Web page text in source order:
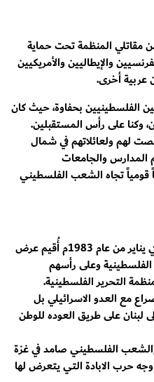
عرفات وبصحبته نحو 14,000 من مقاتلي المنظمة تحت حماية
والإيطاليين والأمريكيين
عربية أخرى.
الفلسطينيين بحفاوة، حيث كان
وكنا على رأس المستقبلين.
لهم ولعائلاتهم في شمال
والجامعات
قومياً تجاه الشعب الفلسطيني
وفي مناسبة عيد الثورة الفلسطينية في يناير من عام 1983م أُقيم عرض
وعلى رأسهم
التحرير الفلسطينية.
مع العدو الاسرائيلي بل
لبنان على طريق العوده للوطن
الفلسطيني صامد في غزة
حرب الابادة التي يتعرض لها